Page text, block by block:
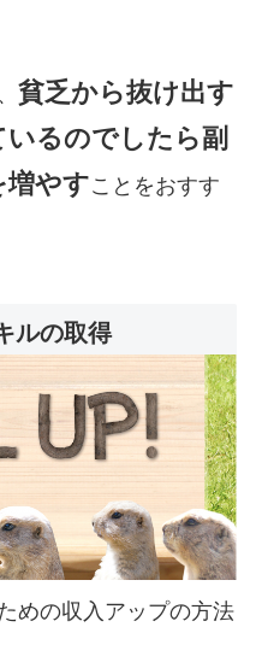
貧乏から抜け出す
るのでしたら副
増やすことをおすす
ルの取得
めの収入アップの方法